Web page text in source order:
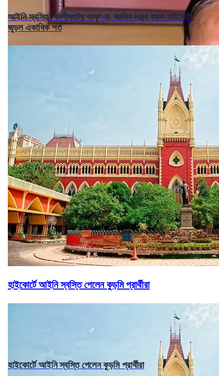
আইনি স্বস্তি ‘কালীঘাটের কাকু’-র, জামিন মঞ্জুর করল হাইকোর্ট,
জুড়ল একাধিক শর্ত
হাইকোর্টে আইনি স্বস্তি পেলেন কুড়মি প্রার্থীরা
হাইকোর্টে আইনি স্বস্তি পেলেন কুড়মি প্রার্থীরা